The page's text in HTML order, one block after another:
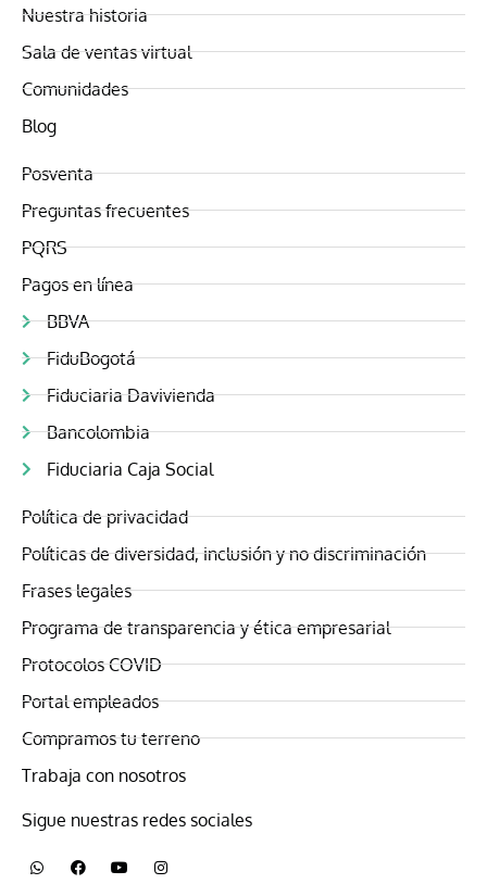
Nuestra historia
Sala de ventas virtual
Comunidades
Blog
Posventa
Preguntas frecuentes
PQRS
Pagos en línea
BBVA
FiduBogotá
Fiduciaria Davivienda
Bancolombia
Fiduciaria Caja Social
Política de privacidad
Políticas de diversidad, inclusión y no discriminación
Frases legales
Programa de transparencia y ética empresarial
Protocolos COVID
Portal empleados
Compramos tu terreno
Trabaja con nosotros
Sigue nuestras redes sociales